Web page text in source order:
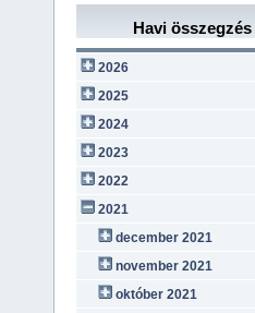
Havi összegzés
2026
2025
2024
2023
2022
2021
december 2021
november 2021
október 2021